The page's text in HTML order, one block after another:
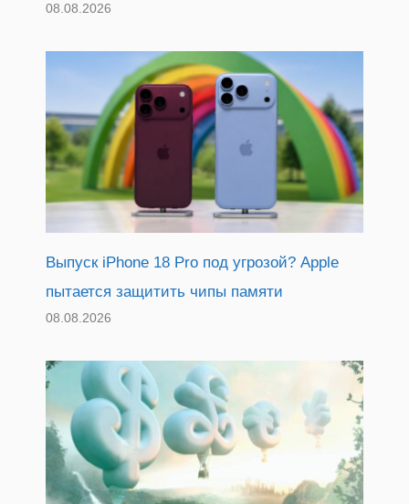
08.08.2026
Выпуск iPhone 18 Pro под угрозой? Apple
пытается защитить чипы памяти
08.08.2026